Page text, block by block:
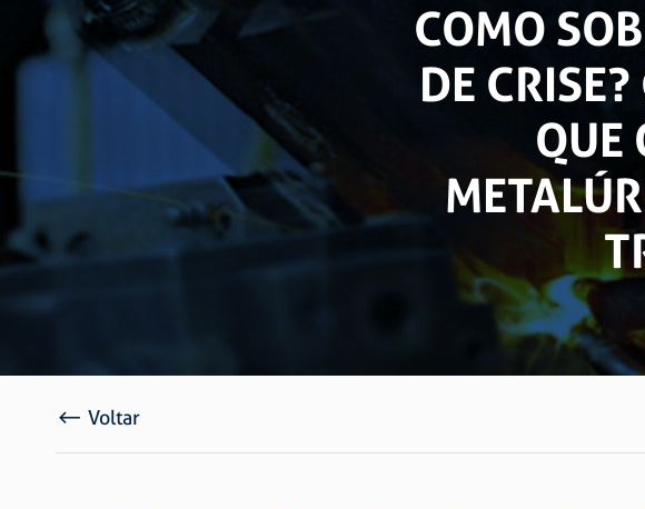
COMO
DE
QUE
Voltar